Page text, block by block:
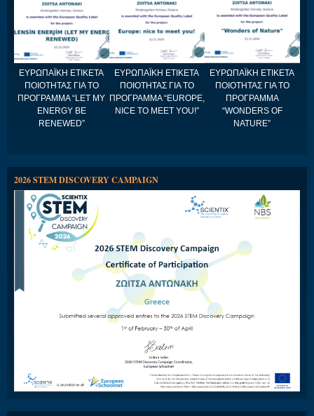
ΕΥΡΩΠΑΪΚΗ ΕΤΙΚΕΤΑ
ΠΟΙΟΤΗΤΑΣ ΓΙΑ ΤΟ
ΠΡΟΓΡΑΜΜΑ “LET MY
ENERGY BE
RENEWED”
ΕΥΡΩΠΑΪΚΗ ΕΤΙΚΕΤΑ
ΠΟΙΟΤΗΤΑΣ ΓΙΑ ΤΟ
ΠΡΟΓΡΑΜΜΑ “EUROPE,
NICE TO MEET YOU!”
ΕΥΡΩΠΑΪΚΗ ΕΤΙΚΕΤΑ
ΠΟΙΟΤΗΤΑΣ ΓΙΑ ΤΟ
ΠΡΟΓΡΑΜΜΑ
“WONDERS OF
NATURE”
2026 STEM DISCOVERY CAMPAIGN